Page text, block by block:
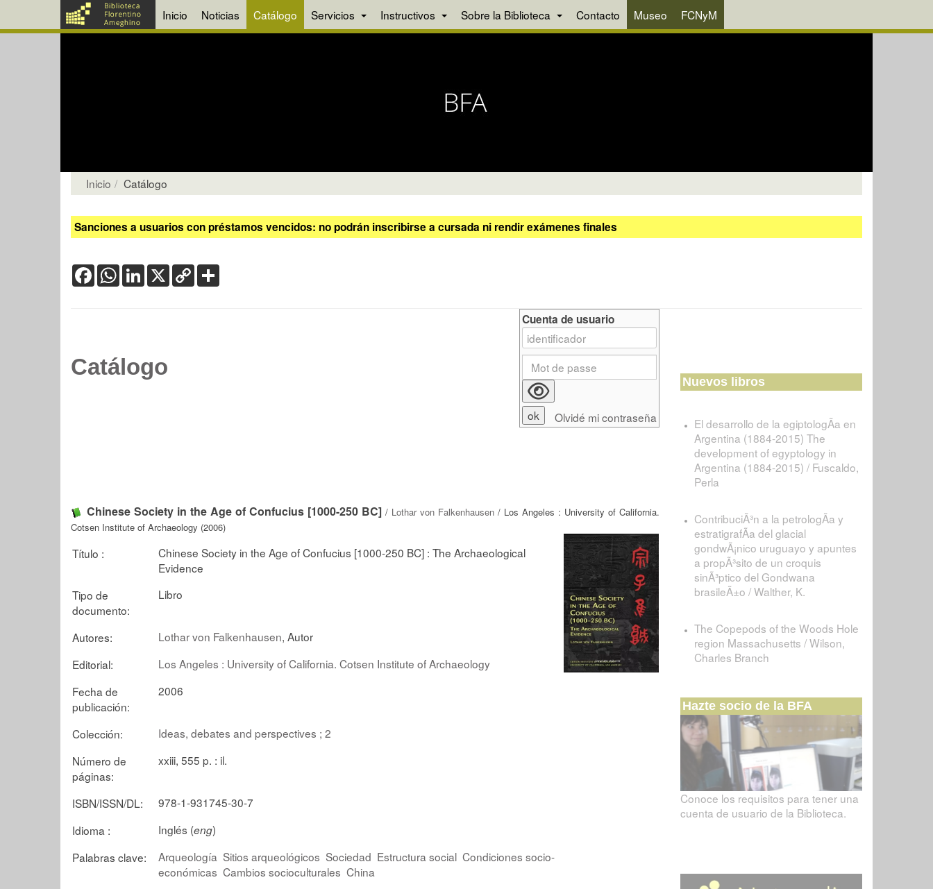
Inicio Noticias Catálogo Servicios Instructivos Sobre la Biblioteca Contacto Museo FCNyM
Inicio Catálogo
Sanciones a usuarios con préstamos vencidos: no podrán inscribirse a cursada ni rendir exámenes finales
FacebookWhatsApp
LinkedIn
X Copy
Link
Catálogo
Chinese Society in the Age of Confucius [1000-250 BC]/ Lothar von Falkenhausen/ Los Angeles : University of California.
Cotsen Institute of Archaeology (2006)
Título :
Chinese Society in the Age of Confucius [1000-250 BC] : The Archaeological
Evidence
Tipo de
documento:
Libro
Autores: Lothar von Falkenhausen, Autor
Editorial:
Los Angeles : University of California. Cotsen Institute of Archaeology
Fecha de
publicación:
2006
Colección:
Ideas, debates and perspectives ; 2
Número de
páginas:
xxiii, 555 p. : il.
ISBN/ISSN/DL:
978-1-931745-30-7
Idioma :
Inglés (eng)
Palabras clave:
Arqueología Sitios arqueológicos Sociedad Estructura social Condiciones socio-
económicas Cambios socioculturales China
Cuenta de usuario
Olvidé mi contraseña
Nuevos libros
El desarrollo de la egiptologÃ­a en
Argentina (1884-2015) The
development of egyptology in
Argentina (1884-2015) / Fuscaldo,
Perla
ContribuciÃ³n a la petrologÃ­a y
estratigrafÃ­a del glacial
gondwÃ¡nico uruguayo y apuntes
a propÃ³sito de un croquis
sinÃ³ptico del Gondwana
brasileÃ±o / Walther, K.
The Copepods of the Woods Hole
region Massachusetts / Wilson,
Charles Branch
Hazte socio de la BFA
Conoce los requisitos para tener una
cuenta de usuario de la Biblioteca.